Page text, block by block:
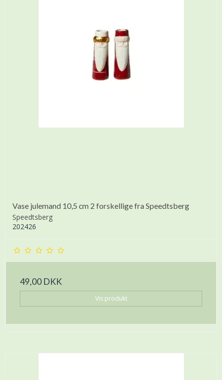
Vase julemand 10,5 cm 2 forskellige fra Speedtsberg
Speedtsberg
202426
49,00 DKK
Vis produkt